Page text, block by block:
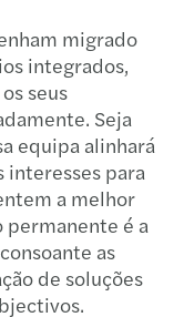
migrado
integrados,
seus
Seja
equipa alinhará
interesses para
a melhor
permanente é a
as
de soluções